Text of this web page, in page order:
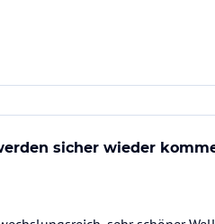
sicher wieder